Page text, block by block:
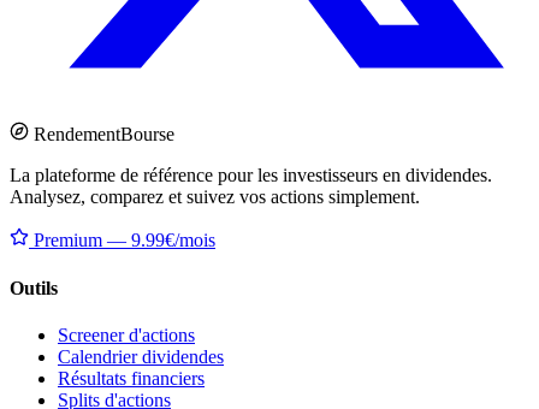
RendementBourse
La plateforme de référence pour les investisseurs en dividendes.
Analysez, comparez et suivez vos actions simplement.
Premium — 9.99€/mois
Outils
Screener d'actions
Calendrier dividendes
Résultats financiers
Splits d'actions